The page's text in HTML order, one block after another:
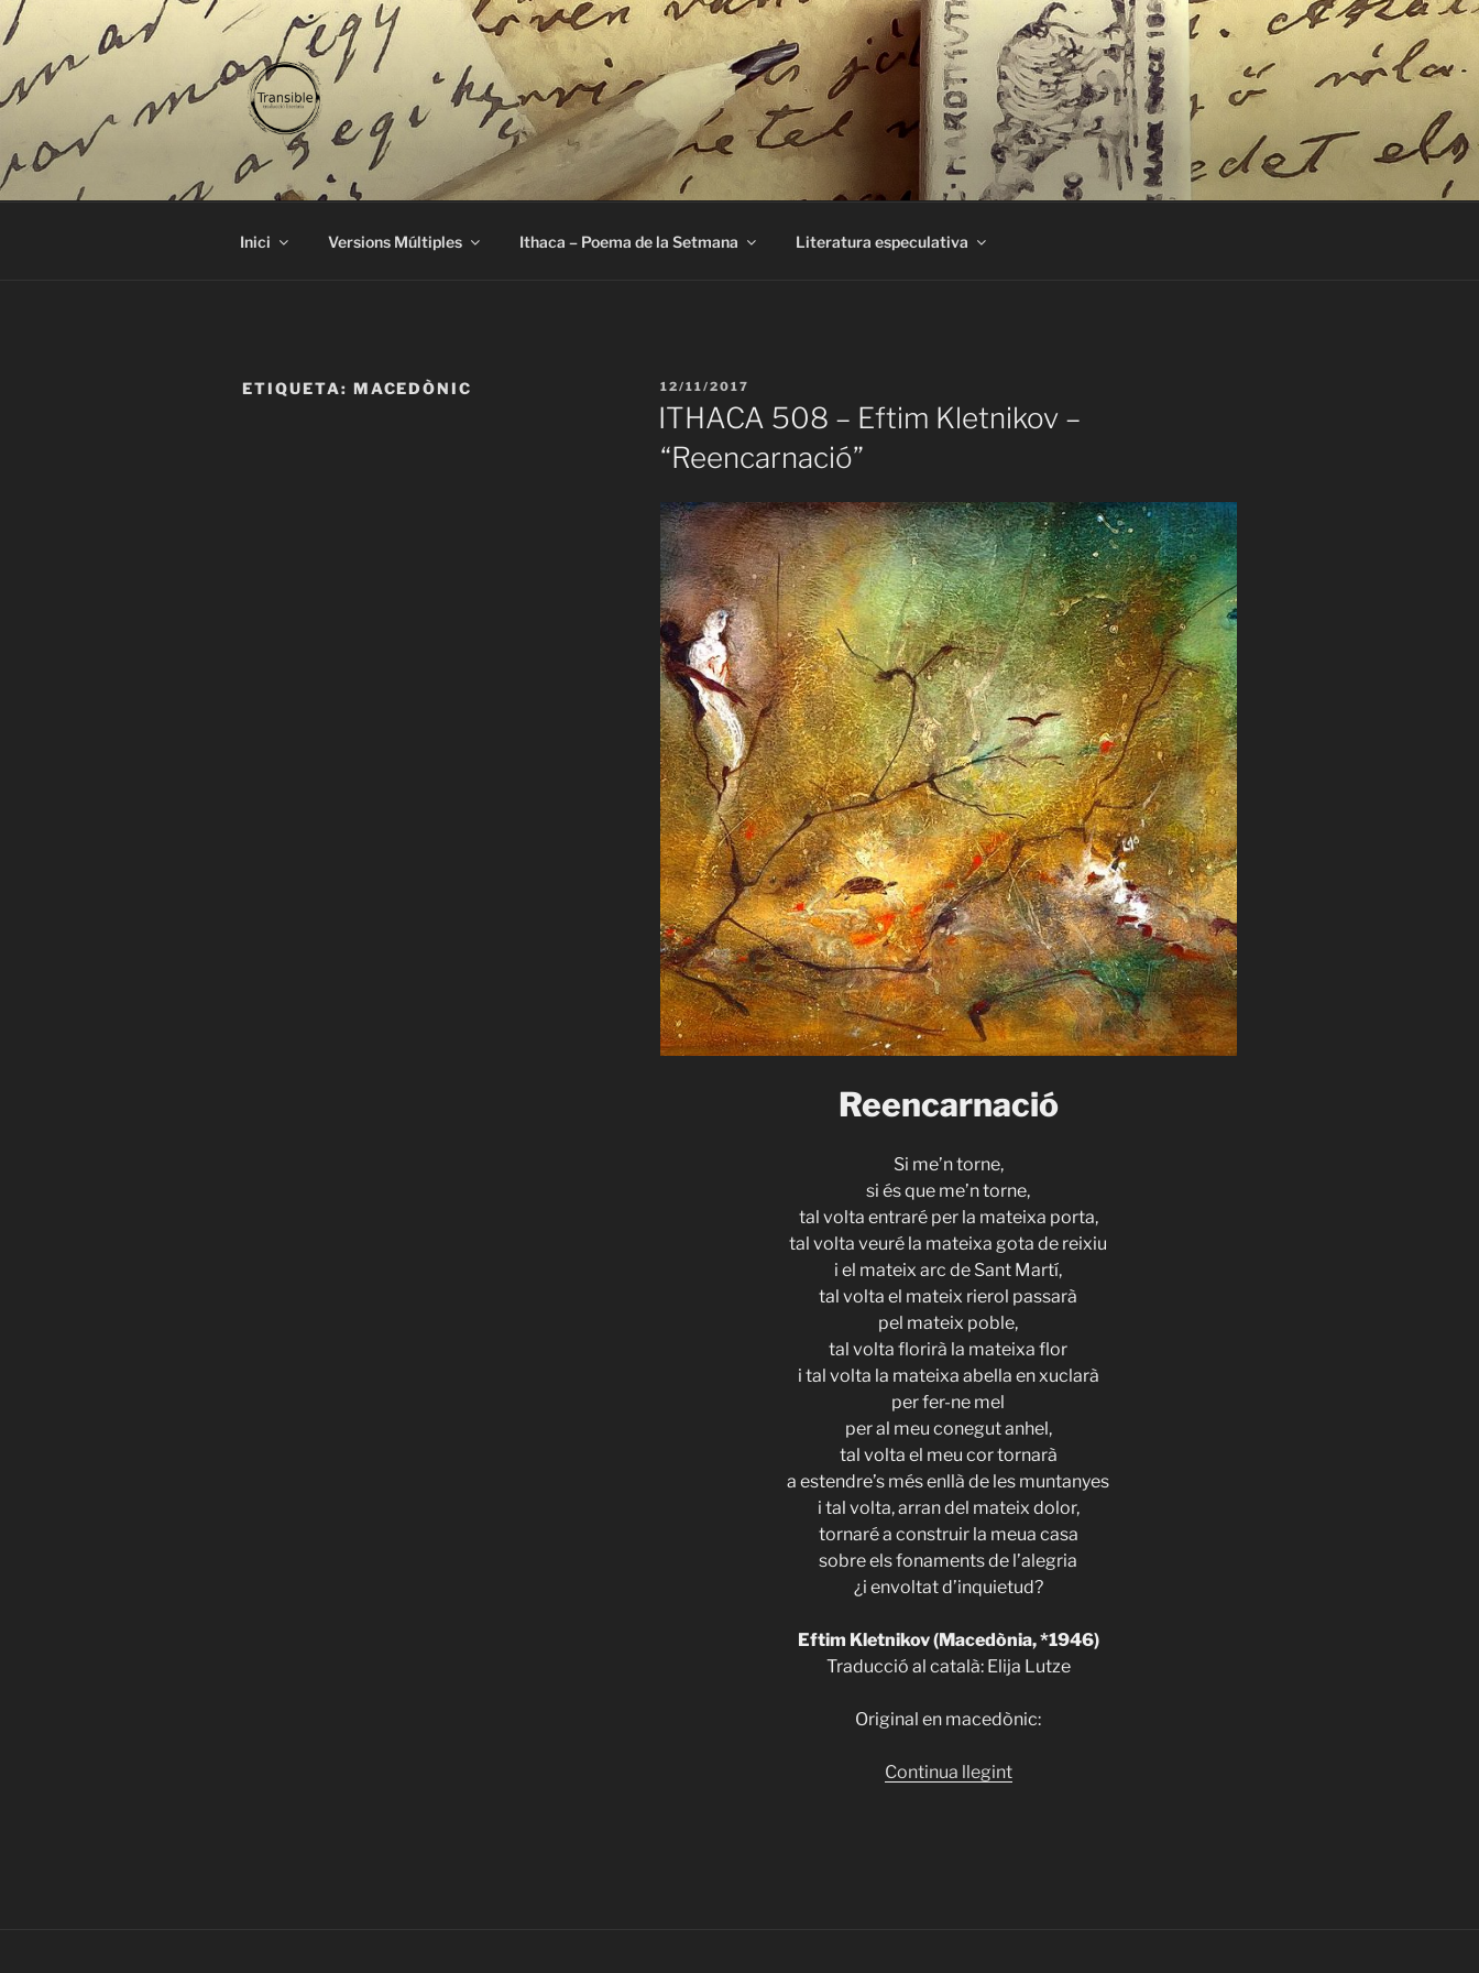
Vés
al
contingut
TRANSIBLE
traducció literària
Inici Versions Múltiples Ithaca – Poema de la Setmana Literatura especulativa
ETIQUETA: MACEDÒNIC
PUBLICAT
A
12/11/2017
ITHACA 508 – Eftim Kletnikov –
“Reencarnació”
Reencarnació
Si me’n torne,
si és que me’n torne,
tal volta entraré per la mateixa porta,
tal volta veuré la mateixa gota de reixiu
i el mateix arc de Sant Martí,
tal volta el mateix rierol passarà
pel mateix poble,
tal volta florirà la mateixa flor
i tal volta la mateixa abella en xuclarà
per fer-ne mel
per al meu conegut anhel,
tal volta el meu cor tornarà
a estendre’s més enllà de les muntanyes
i tal volta, arran del mateix dolor,
tornaré a construir la meua casa
sobre els fonaments de l’alegria
¿i envoltat d’inquietud?
Eftim Kletnikov (Macedònia, *1946)
Traducció al català: Elija Lutze
Original en macedònic:
Continua llegint«ITHACA